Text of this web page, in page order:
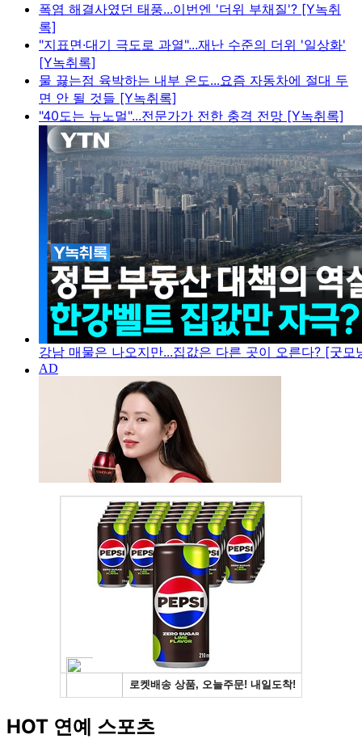
폭염 해결사였던 태풍...이번엔 '더위 부채질'? [Y녹취
록]
"지표면·대기 극도로 과열"...재난 수준의 더위 '일상화'
[Y녹취록]
물 끓는점 육박하는 내부 온도...요즘 자동차에 절대 두
면 안 될 것들 [Y녹취록]
"40도는 뉴노멀"...전문가가 전한 충격 전망 [Y녹취록]
강남 매물은 나오지만...집값은 다른 곳이 오른다? [굿모
HOT 연예 스포츠